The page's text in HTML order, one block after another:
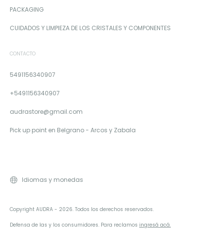
PACKAGING
CUIDADOS Y LIMPIEZA DE LOS CRISTALES Y COMPONENTES
CONTACTO
5491156340907
+5491156340907
audrastore@gmail.com
Pick up point en Belgrano - Arcos y Zabala
Idiomas y monedas
Copyright AUDRA - 2026. Todos los derechos reservados.
Defensa de las y los consumidores. Para reclamos ingresá acá.